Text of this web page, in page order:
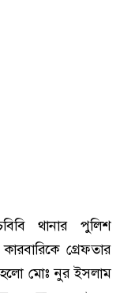
থানার পুলিশ
গ্রেফতার
হলো মোঃ নুর ইসলাম